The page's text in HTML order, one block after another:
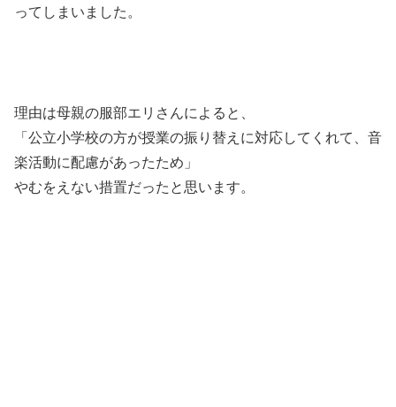
ってしまいました。
理由は母親の服部エリさんによると、
「公立小学校の方が授業の振り替えに対応してくれて、音
楽活動に配慮があったため」
やむをえない措置だったと思います。